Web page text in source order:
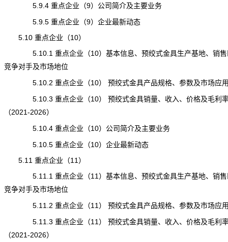
5.9.4 重点企业（9）公司简介及主要业务
5.9.5 重点企业（9）企业最新动态
5.10 重点企业（10）
5.10.1 重点企业（10）基本信息、预绞式金具生产基地、销售
竞争对手及市场地位
5.10.2 重点企业（10） 预绞式金具产品规格、参数及市场应
5.10.3 重点企业（10） 预绞式金具销量、收入、价格及毛利
（2021-2026）
5.10.4 重点企业（10）公司简介及主要业务
5.10.5 重点企业（10）企业最新动态
5.11 重点企业（11）
5.11.1 重点企业（11）基本信息、预绞式金具生产基地、销售
竞争对手及市场地位
5.11.2 重点企业（11） 预绞式金具产品规格、参数及市场应
5.11.3 重点企业（11） 预绞式金具销量、收入、价格及毛利
（2021-2026）